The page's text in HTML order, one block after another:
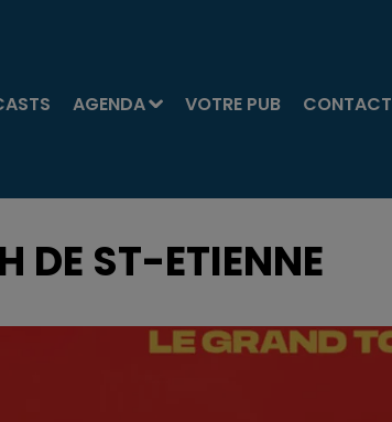
AGENDA VOTRE PUB CONTACT
DE ST-ETIENNE